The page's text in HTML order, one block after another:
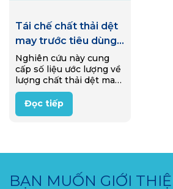
Tái chế chất thải dệt
may trước tiêu dùng
tại Việt Nam
Nghiên cứu này cung
cấp số liệu ước lượng về
lượng chất thải dệt may
công nghiệp tại Việt
Nam, bức tranh tổng
quan về chuỗi giá trị
thách thức đi cùng các
Đọc tiếp
BẠN MUỐN GIỚI